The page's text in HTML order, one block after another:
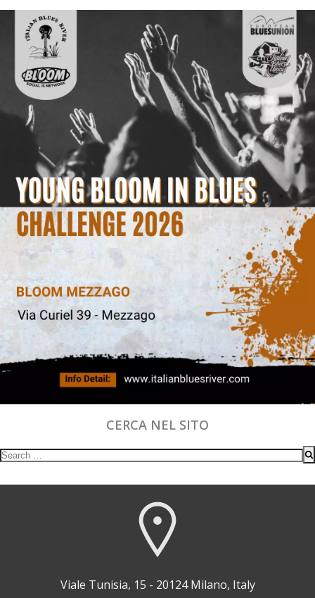
CERCA NEL SITO
Search
Viale Tunisia, 15 - 20124 Milano, Italy